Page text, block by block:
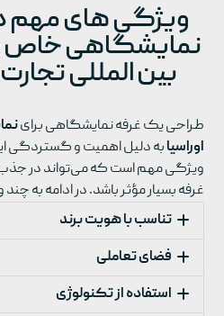
ویژگی های مهم
نمایشگاهی خاص
بین المللی تجارت
طراحی یک غرفه نمایشگاهی برای
اوراسیابه دلیل اهمیت و گستردگی
ویژگی مهم است که می‌تواند در
غرفه بسیار مؤثر باشد. در ادامه به
تناسب با هویت برند
فضای تعاملی
استفاده از تکنولوژی